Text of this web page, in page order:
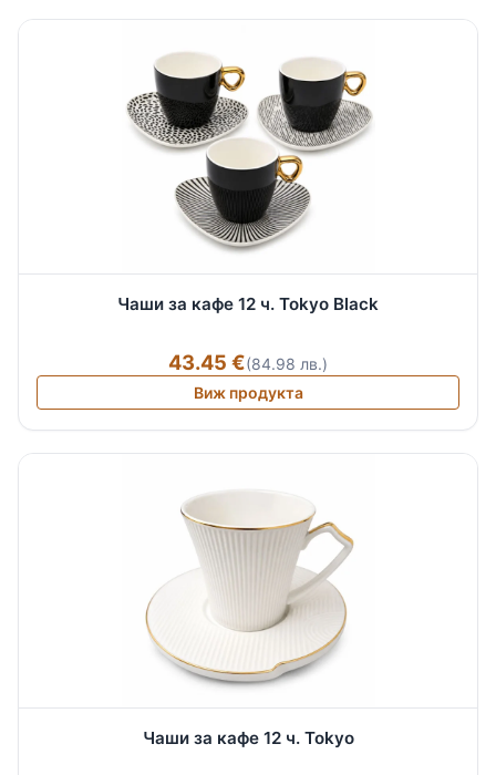
Чаши за кафе 12 ч. Tokyo Black
43.45 €(84.98 лв.)
Виж продукта
Чаши за кафе 12 ч. Tokyo